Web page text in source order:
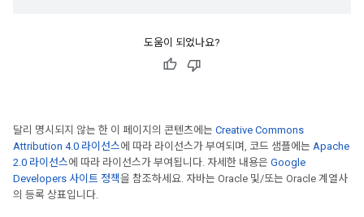
도움이 되었나요?
달리 명시되지 않는 한 이 페이지의 콘텐츠에는 Creative Commons
Attribution 4.0 라이선스에 따라 라이선스가 부여되며, 코드 샘플에는 Apache
2.0 라이선스에 따라 라이선스가 부여됩니다. 자세한 내용은 Google
Developers 사이트 정책을 참조하세요. 자바는 Oracle 및/또는 Oracle 계열사
의 등록 상표입니다.